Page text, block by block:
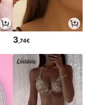
3 ,74€